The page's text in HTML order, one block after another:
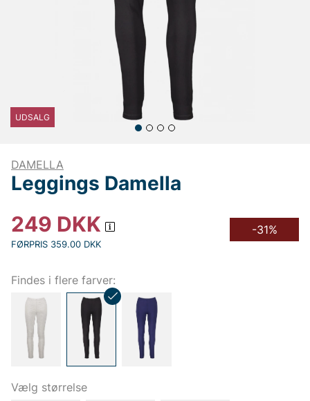
UDSALG
DAMELLA
Leggings Damella
249 DKK
FØRPRIS 359.00 DKK
-31%
Findes i flere farver:
Vælg størrelse